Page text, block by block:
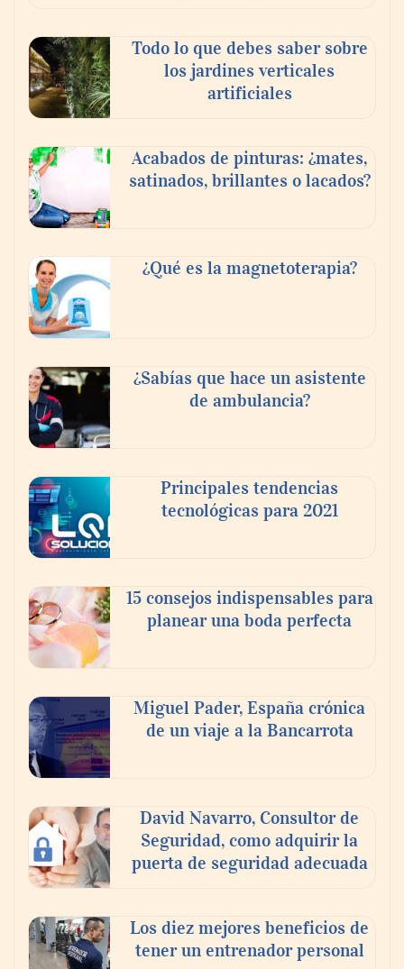
buscan proyectar talento mexicano y
fortalecer el turismo médico
En el Día de la Cerveza, Grupo Modelo
mundo elige para reunirse: 7 de cada 10 la
escogen
compromiso para el eclipse solar del 12 de
agosto
Todo lo que debes saber sobre
los jardines verticales
artificiales
Acabados de pinturas: ¿mates,
satinados, brillantes o lacados?
¿Qué es la magnetoterapia?
¿Sabías que hace un asistente
de ambulancia?
Principales tendencias
tecnológicas para 2021
15 consejos indispensables para
planear una boda perfecta
Miguel Pader, España crónica
de un viaje a la Bancarrota
David Navarro, Consultor de
Seguridad, como adquirir la
puerta de seguridad adecuada
Los diez mejores beneficios de
tener un entrenador personal